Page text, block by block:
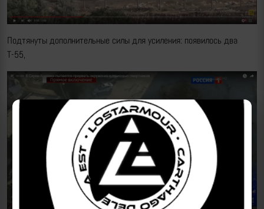
Подтянуты дополнительные силы для усиления: появилось два
Т-55,